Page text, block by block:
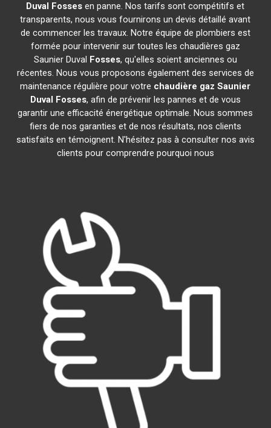
Duval Fosses en panne. Nos tarifs sont compétitifs et
transparents, nous vous fournirons un devis détaillé avant
de commencer les travaux. Notre équipe de plombiers est
formée pour intervenir sur toutes les chaudières gaz
Saunier Duval Fosses, qu'elles soient anciennes ou
récentes. Nous vous proposons également des services de
maintenance régulière pour votre chaudière gaz Saunier
Duval Fosses, afin de prévenir les pannes et de vous
garantir une efficacité énergétique optimale. Nous sommes
fiers de nos garanties et de nos résultats, nos clients
satisfaits en témoignent. N'hésitez pas à consulter nos avis
clients pour comprendre pourquoi nous